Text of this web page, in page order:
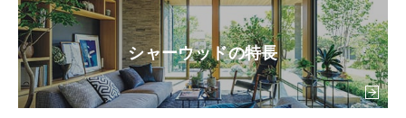
お問い合わせ
ご相談
環境と共生する
シャーウッドの特長